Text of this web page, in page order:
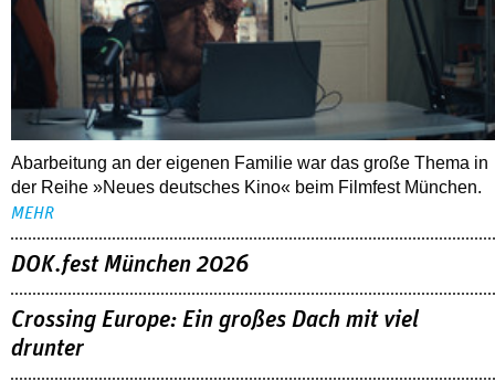
Abarbeitung an der eigenen Familie war das große Thema in
der Reihe »Neues deutsches Kino« beim Filmfest München.
MEHR
DOK.fest München 2026
Crossing Europe: Ein großes Dach mit viel
drunter